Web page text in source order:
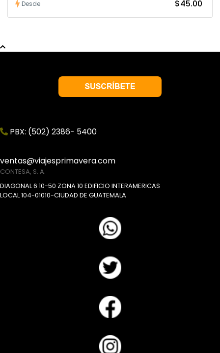
Desde $45.00
PBX: (502) 2386- 5400
ventas@viajesprimavera.com
CONTESA, S. A.
DIAGONAL 6 10-50 ZONA 10 EDIFICIO INTERAMERICAS
LOCAL 104-01010-CIUDAD DE GUATEMALA